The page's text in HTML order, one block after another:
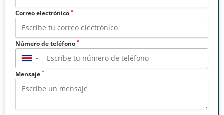
Correo electrónico *
Número de teléfono *
▼
Mensaje *